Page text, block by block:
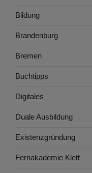
Bildung
Brandenburg
Bremen
Buchtipps
Digitales
Duale Ausbildung
Existenzgründung
Fernakademie Klett